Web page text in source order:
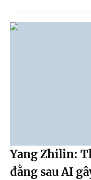
Yang Zhilin:
đằng sau AI